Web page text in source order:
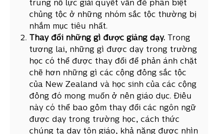
trung nỗ lực giải quyết vấn đề phân biệt
chủng tộc ở những nhóm sắc tộc thường bị
nhắm mục tiêu nhất.
Thay đổi những gì được giảng dạy. Trong
tương lai, những gì được dạy trong trường
học có thể được thay đổi để phản ánh chặt
chẽ hơn những gì các cộng đồng sắc tộc
của New Zealand và học sinh của các cộng
đồng đó mong muốn ở nền giáo dục. Điều
này có thể bao gồm thay đổi các ngôn ngữ
được dạy trong trường học, cách thức
chúng ta dạy tôn giáo, khả năng được nhìn